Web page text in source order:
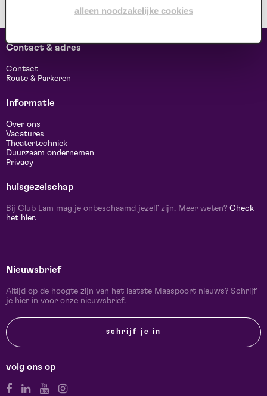
alleen noodzakelijke cookies
Contact & adres
Contact
Route & Parkeren
Informatie
Over ons
Vacatures
Theatertechniek
Duurzaam ondernemen
Privacy
huisgezelschap
Bij Club Lam mag je onbeschaamd jezelf zijn. Meer weten? Check
het hier.
Nieuwsbrief
Altijd op de hoogte zijn van het laatste Maaspoort nieuws? Schrijf
je hier in voor onze nieuwsbrief.
schrijf je in
volg ons op